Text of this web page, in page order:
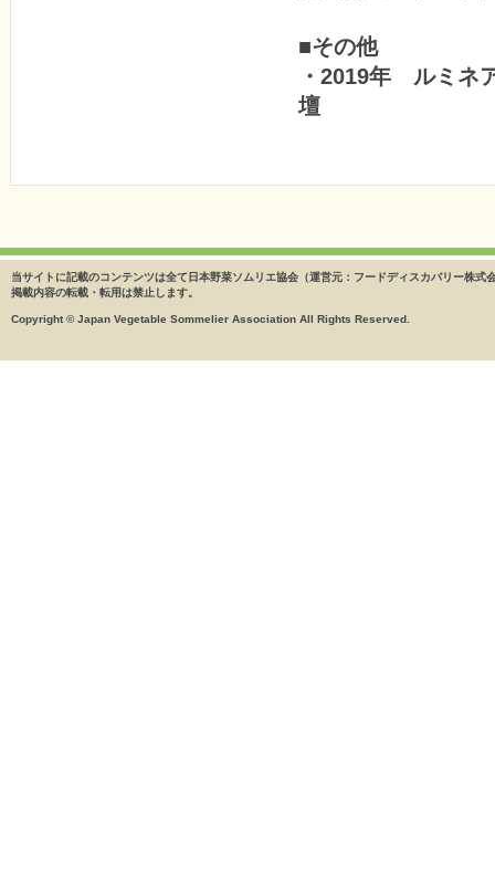
■その他
・2019年 ルミネ
壇
当サイトに記載のコンテンツは全て日本野菜ソムリエ協会（運営元：フードディスカバリー株式
掲載内容の転載・転用は禁止します。
Copyright © Japan Vegetable Sommelier Association All Rights Reserved.